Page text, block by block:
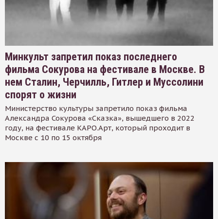
Минкульт запретил показ последнего
фильма Сокурова на фестивале в Москве. В
нем Сталин, Черчилль, Гитлер и Муссолини
спорят о жизни
Министерство культуры запретило показ фильма
Александра Сокурова «Сказка», вышедшего в 2022
году, на фестивале КАРО.Арт, который проходит в
Москве с 10 по 15 октября